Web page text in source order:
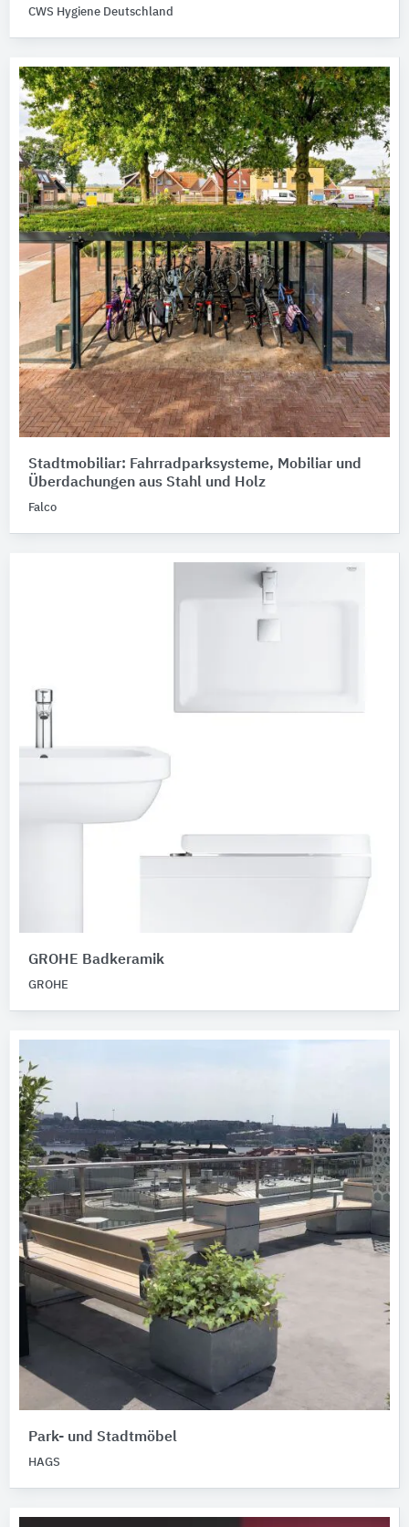
CWS Hygiene Deutschland
Stadtmobiliar: Fahrradparksysteme, Mobiliar und
Überdachungen aus Stahl und Holz
Falco
GROHE Badkeramik
GROHE
Park- und Stadtmöbel
HAGS